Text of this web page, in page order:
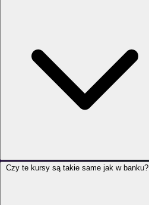
Czy te kursy są takie same jak w banku?